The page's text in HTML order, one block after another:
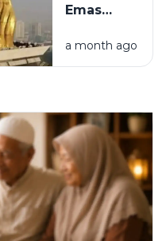
Emas
Puncak
Monumen
a month ago